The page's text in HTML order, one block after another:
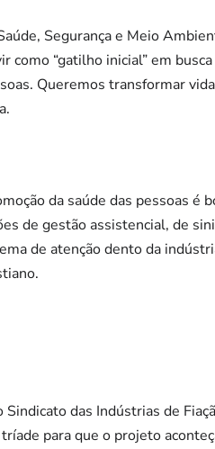
Segurança e Meio
como “gatilho inicial” em
Queremos transformar
da saúde das pessoas é
de gestão assistencial, de
de atenção dento da
Sindicato das Indústrias de
para que o projeto